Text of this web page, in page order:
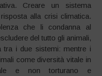
Creare un sistema
alla crisi climatica.
che li condanna al
del tutto gli animali,
tra i due sistemi: mentre i
come diversità vitale in
e non torturano e